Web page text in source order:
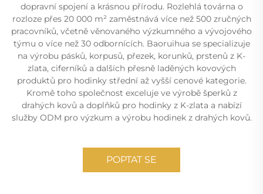
dopravní spojení a krásnou přírodu. Rozlehlá továrna o
rozloze přes 20 000 m² zaměstnává více než 500 zručných
pracovníků, včetně věnovaného výzkumného a vývojového
týmu o více než 30 odbornících. Baoruihua se specializuje
na výrobu pásků, korpusů, přezek, korunků, prstenů z K-
zlata, ciferníků a dalších přesně laděných kovových
produktů pro hodinky střední až vyšší cenové kategorie.
Kromě toho společnost exceluje ve výrobě šperků z
drahých kovů a doplňků pro hodinky z K-zlata a nabízí
služby ODM pro výzkum a výrobu hodinek z drahých kovů.
POPTAT SE